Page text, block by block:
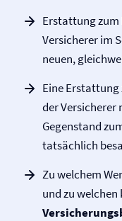
Erstattung zum
Versicherer im
neuen,
Eine Erstattung
der Versicherer
Gegenstand
tatsächlich
Zu welchem
und zu